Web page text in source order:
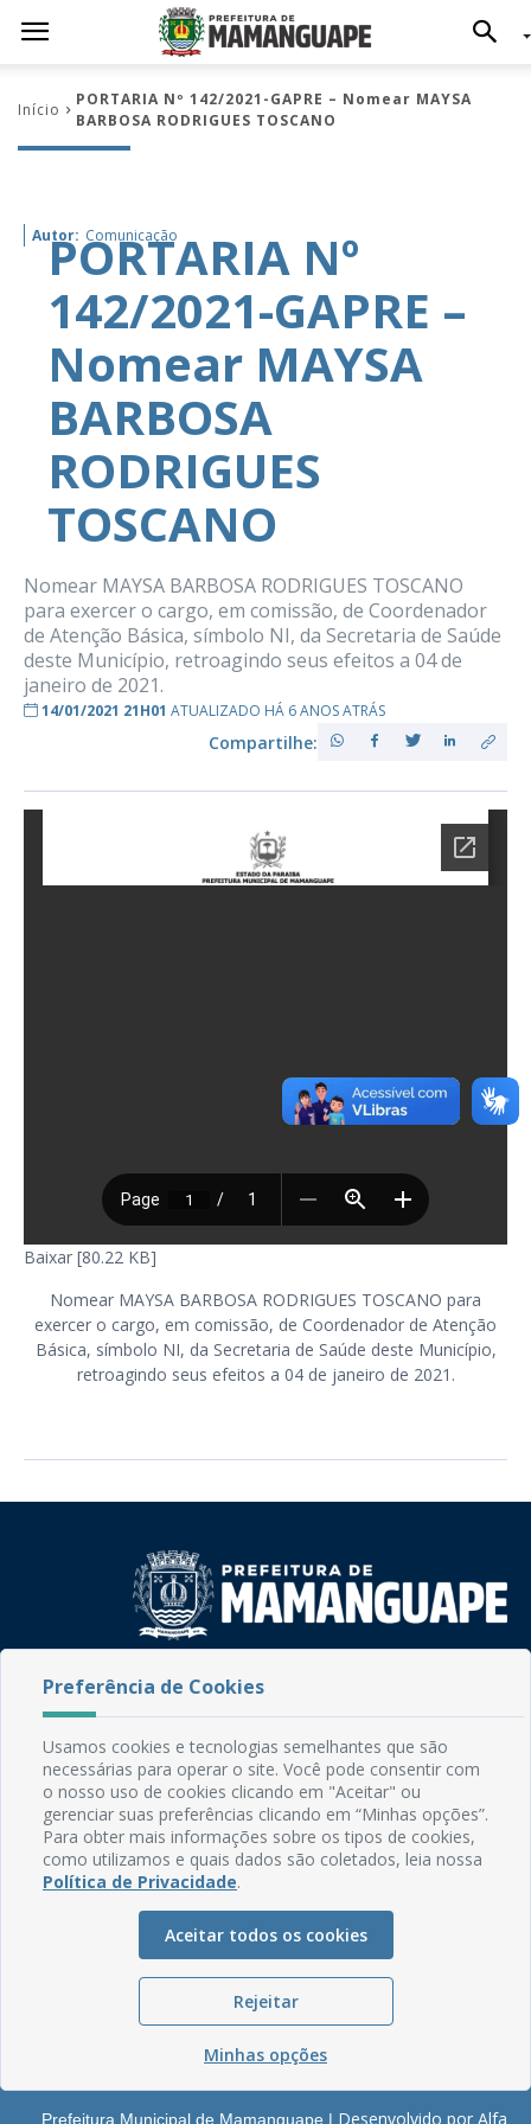
Início
PORTARIA Nº 142/2021-GAPRE – Nomear MAYSA
BARBOSA RODRIGUES TOSCANO
Autor: Comunicação
PORTARIA Nº
142/2021-GAPRE –
Nomear MAYSA
BARBOSA
RODRIGUES
TOSCANO
Nomear MAYSA BARBOSA RODRIGUES TOSCANO
para exercer o cargo, em comissão, de Coordenador
de Atenção Básica, símbolo NI, da Secretaria de Saúde
deste Município, retroagindo seus efeitos a 04 de
janeiro de 2021.
14/01/2021 21H01 ATUALIZADO HÁ 6 ANOS ATRÁS
Compartilhe:
Baixar [80.22 KB]
Nomear MAYSA BARBOSA RODRIGUES TOSCANO para
exercer o cargo, em comissão, de Coordenador de Atenção
Básica, símbolo NI, da Secretaria de Saúde deste Município,
retroagindo seus efeitos a 04 de janeiro de 2021.
Rua do Imperador, 78, Centro
Email: comunicacao@mamanguape.pb.gov.br
Expediente: Segunda à Sexta, das 08h às 13h
Mapa do Site
Perguntas frequentes
Glossário
Ouvidoria
Serviços Internos
Política de Privacidade
Prefeitura Municipal de Mamanguape | Desenvolvido por Alfa
Preferência de Cookies
Usamos cookies e tecnologias semelhantes que são
necessárias para operar o site. Você pode consentir com
o nosso uso de cookies clicando em "Aceitar" ou
gerenciar suas preferências clicando em “Minhas opções”.
Para obter mais informações sobre os tipos de cookies,
como utilizamos e quais dados são coletados, leia nossa
Política de Privacidade.
Aceitar todos os cookies
Rejeitar
Minhas opções